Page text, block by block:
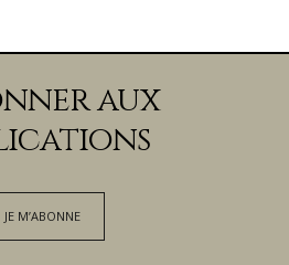
aux
JE M’ABONNE